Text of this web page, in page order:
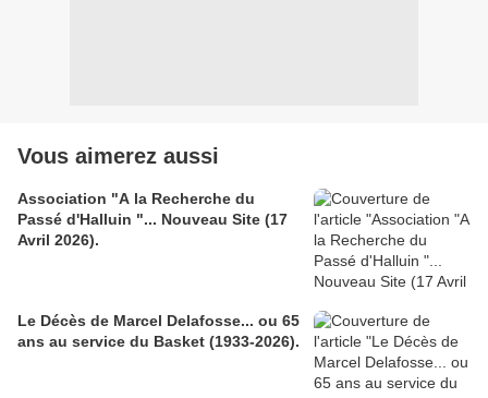
Vous aimerez aussi
Association "A la Recherche du
Passé d'Halluin "... Nouveau Site (17
Avril 2026).
Le Décès de Marcel Delafosse... ou 65
ans au service du Basket (1933-2026).